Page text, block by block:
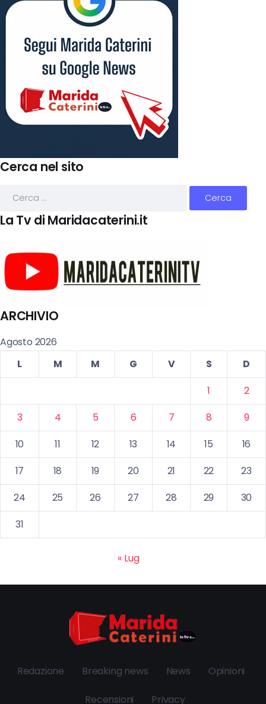
Cerca nel sito
La Tv di Maridacaterini.it
ARCHIVIO
Agosto 2026
L
M M G V S
D
1
2
3
4 5 6 7 8
9
10
11 12 13 14 15
16
17
18 19 20 21 22
23
24
25 26 27 28 29
30
31
« Lug
Redazione Breaking news News Opinioni
Recensioni Privacy